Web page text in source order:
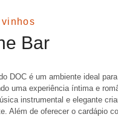
vinhos
Bar
DOC é um ambiente ideal
uma experiência íntima e
instrumental e elegante
. Além de oferecer o cardápio